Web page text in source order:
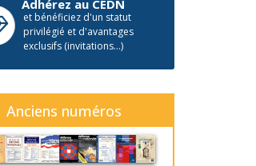
Adhérez au CEDN
et bénéficiez d'un statut
privilégié et d'avantages
exclusifs (invitations...)
Anciens numéros